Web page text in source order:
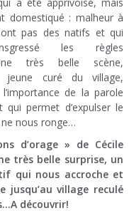
domestiqué : malheur à
pas des natifs et qui
les règles
très belle scène,
jeune curé du village,
de la parole
qui permet d’expulser le
ne nous ronge…
d’orage » de Cécile
très belle surprise, un
qui nous accroche et
jusqu’au village reculé
découvrir!